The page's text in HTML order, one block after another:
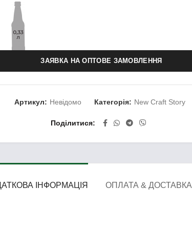
ЗАЯВКА НА ОПТОВЕ ЗАМОВЛЕННЯ
Артикул: Невідомо Категорія: New Craft Story
Поділитися
ІНФОРМАЦІЯ ОПЛАТА & ДОСТАВКА